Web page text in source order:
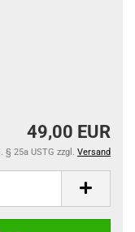
49,00 EUR
25a USTG zzgl. Versand